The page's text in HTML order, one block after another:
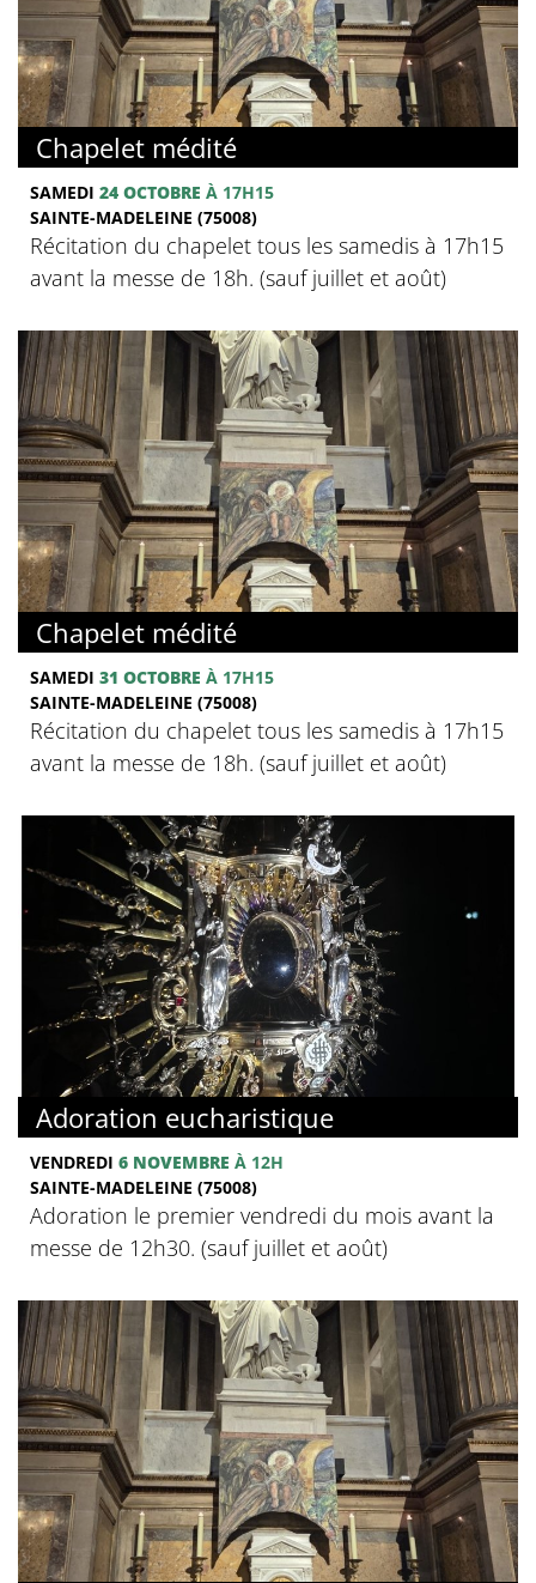
Chapelet médité
SAMEDI 24 OCTOBRE À 17H15
SAINTE-MADELEINE (75008)
Récitation du chapelet tous les samedis à 17h15
avant la messe de 18h. (sauf juillet et août)
Chapelet médité
SAMEDI 31 OCTOBRE À 17H15
SAINTE-MADELEINE (75008)
Récitation du chapelet tous les samedis à 17h15
avant la messe de 18h. (sauf juillet et août)
Adoration eucharistique
VENDREDI 6 NOVEMBRE À 12H
SAINTE-MADELEINE (75008)
Adoration le premier vendredi du mois avant la
messe de 12h30. (sauf juillet et août)